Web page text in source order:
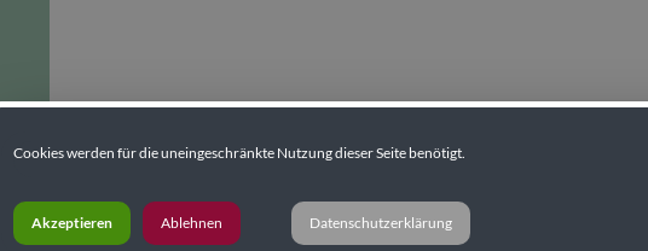
Cookies werden für die uneingeschränkte Nutzung dieser Seite benötigt.
Akzeptieren Ablehnen Datenschutzerklärung